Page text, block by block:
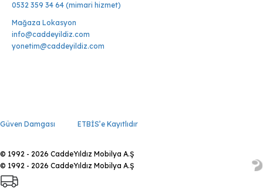
0532 359 34 64 (mimari hizmet)
Mağaza Lokasyon
info@caddeyildiz.com
yonetim@caddeyildiz.com
Güven Damgası ETBİS’e Kayıtlıdır
© 1992 - 2026 CaddeYıldız Mobilya A.Ş
© 1992 - 2026 CaddeYıldız Mobilya A.Ş